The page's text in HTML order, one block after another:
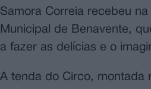
Samora Correia recebeu
Municipal de Benavente,
a fazer as delícias e o
A tenda do Circo, montada